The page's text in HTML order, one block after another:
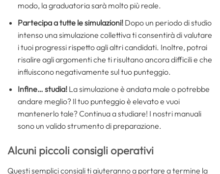
modo, la graduatoria sarà molto più reale.
Partecipa a tutte le simulazioni! Dopo un periodo di studio
intenso una simulazione collettiva ti consentirà di valutare
i tuoi progressi rispetto agli altri candidati. Inoltre, potrai
risalire agli argomenti che ti risultano ancora difficili e che
influiscono negativamente sul tuo punteggio.
Infine… studia!La simulazione è andata male o potrebbe
andare meglio? Il tuo punteggio è elevato e vuoi
mantenerlo tale? Continua a studiare! I nostri manuali
sono un valido strumento di preparazione.
Alcuni piccoli consigli operativi
Questi semplici consigli ti aiuteranno a portare a termine la